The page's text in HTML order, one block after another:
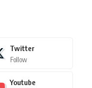
Twitter
Follow
Youtube